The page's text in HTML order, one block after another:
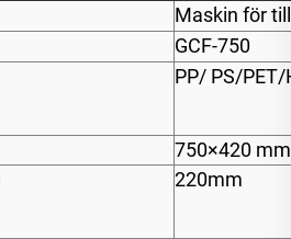
Maskin för
GCF-750
PP/ PS/
750×420 mm
220mm